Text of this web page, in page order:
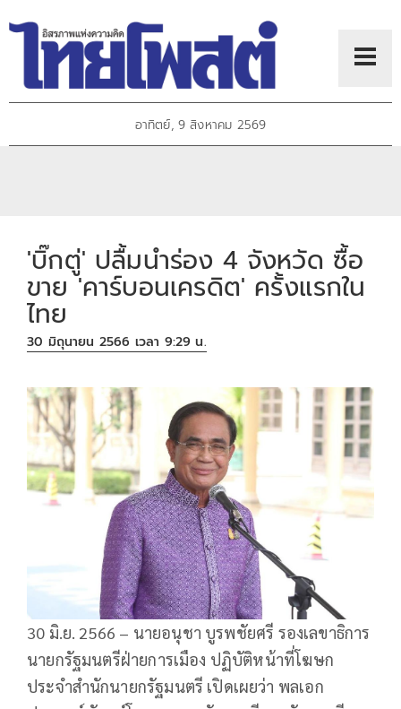
อาทิตย์, 9 สิงหาคม 2569
'บิ๊กตู่' ปลื้มนำร่อง 4 จังหวัด ซื้อ
ขาย 'คาร์บอนเครดิต' ครั้งแรกใน
ไทย
30 มิถุนายน 2566 เวลา 9:29 น.
30 มิ.ย. 2566 – นายอนุชา บูรพชัยศรี รองเลขาธิการ
นายกรัฐมนตรีฝ่ายการเมือง ปฏิบัติหน้าที่โฆษก
ประจำสำนักนายกรัฐมนตรี เปิดเผยว่า พลเอก